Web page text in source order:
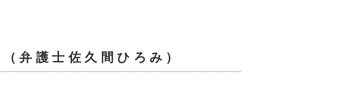
弁護士佐久間ひろみ）